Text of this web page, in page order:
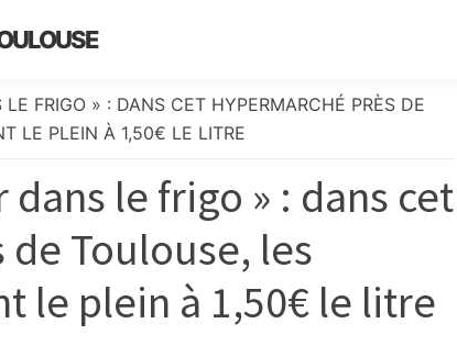
FRIGO » : DANS CET HYPERMARCHÉ PRÈS DE
LE PLEIN À 1,50€ LE LITRE
dans le frigo » : dans cet
Toulouse, les
le plein à 1,50€ le litre